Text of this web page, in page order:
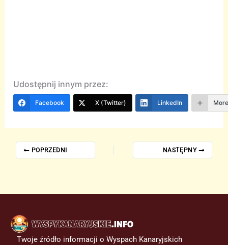
Udostępnij innym przez:
Facebook X (Twitter) LinkedIn
POPRZEDNI NASTĘPNY
Twoje źródło informacji o Wyspach Kanaryjskich